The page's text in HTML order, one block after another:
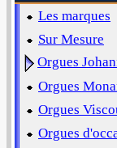
Les marques
Sur Mesure
Orgues
Orgues
Orgues
Orgues